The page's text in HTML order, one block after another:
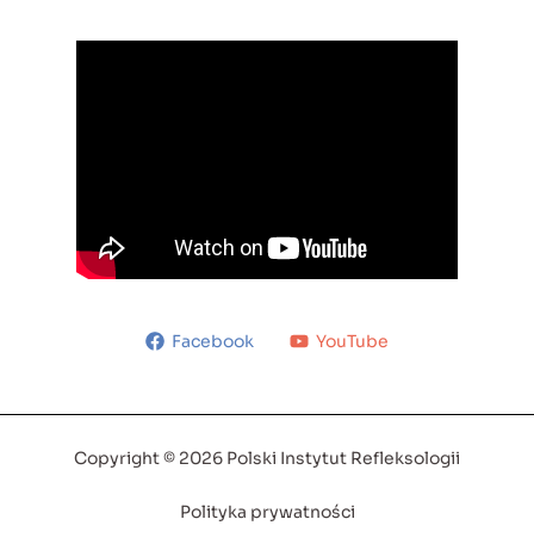
Facebook YouTube
Copyright © 2026 Polski Instytut Refleksologii
Polityka prywatności